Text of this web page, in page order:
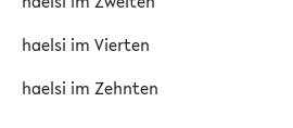
haelsi im Vierten
haelsi im Zehnten